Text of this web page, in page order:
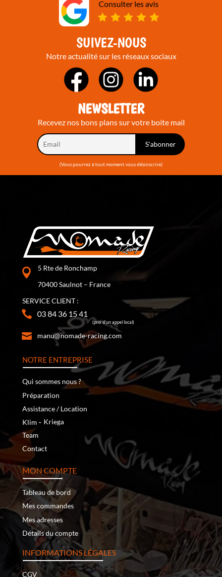
Consulter les avis
SUIVEZ-NOUS
Notre actualité sur les réseaux sociaux
NEWSLETTER
Recevez nos bons plans sur votre boite mail
(Vous pourrez à tout moment vous désinscrire)
5 Rte de Ronchamp
70400 Saulnot – France
SERVICE CLIENT :
03 84 36 15 41
(prix d’un appel local)
manu@nomade-racing.com
NOTRE ENTREPRISE
Qui sommes nous ?
Préparation
Assistance / Location
Klim ‐ Kriega
Team
Contact
MON COMPTE
Tableau de bord
Mes commandes
Mes adresses
Détails du compte
INFORMATIONS LÉGALES
CGV